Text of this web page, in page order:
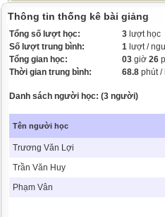
Thông tin thống kê bài giảng
Tổng số lượt học: 3 lượt học
Số lượt trung bình:
1 lượt /
Tổng gian học:
03 giờ 26
Thời gian trung bình:
68.8 phút /
Danh sách người học: (3 người)
Tên người học
Trương Văn Lợi
Trần Văn Huy
Phạm Vân